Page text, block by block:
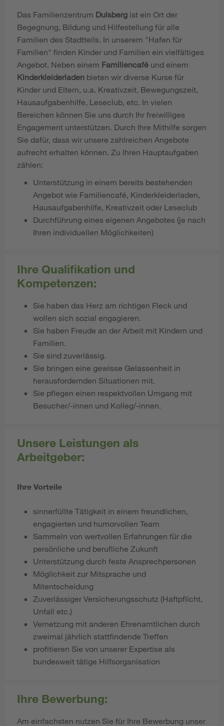
Das Familienzentrum Dulsberg ist ein Ort der
Begegnung, Bildung und Hilfestellung für alle
Familien des Stadtteils. In unserem "Hafen für
Familien" finden Kinder und Familien ein vielfältiges
Angebot. Neben einem Familiencafé und einem
Kinderkleiderladen bieten wir diverse Kurse für
Kinder und Eltern, u.a. Kreativzeit, Bewegungszeit,
Hausaufgabenhilfe, Leseclub, etc. In vielen
Bereichen können Sie uns durch Ihr freiwilliges
Engagement unterstützen. Durch Ihre Mithilfe sorgen
Sie dafür, dass wir unsere zahlreichen Angebote
aufrecht erhalten können. Zu Ihren Hauptaufgaben
zählen:
Unterstützung in einem bereits bestehenden
Angebot wie Familiencafé, Kinderkleiderladen,
Hausaufgabenhilfe, Kreativzeit oder Leseclub
Durchführung eines eigenen Angebotes (je nach
Ihren individuellen Möglichkeiten)
Ihre Qualifikation und
Kompetenzen:
Sie haben das Herz am richtigen Fleck und
wollen sich sozial engagieren.
Sie haben Freude an der Arbeit mit Kindern und
Familien.
Sie sind zuverlässig.
Sie bringen eine gewisse Gelassenheit in
herausfordernden Situationen mit.
Sie pflegen einen respektvollen Umgang mit
Besucher/-innen und Kolleg/-innen.
Unsere Leistungen als
Arbeitgeber:
Ihre Vorteile
sinnerfüllte Tätigkeit in einem freundlichen,
engagierten und humorvollen Team
Sammeln von wertvollen Erfahrungen für die
persönliche und berufliche Zukunft
Unterstützung durch feste Ansprechpersonen
Möglichkeit zur Mitsprache und
Mitentscheidung
Zuverlässiger Versicherungsschutz (Haftpflicht,
Unfall etc.)
Vernetzung mit anderen Ehrenamtlichen durch
zweimal jährlich stattfindende Treffen
profitieren Sie von unserer Expertise als
bundesweit tätige Hilfsorganisation
Ihre Bewerbung:
Am einfachsten nutzen Sie für Ihre Bewerbung unser